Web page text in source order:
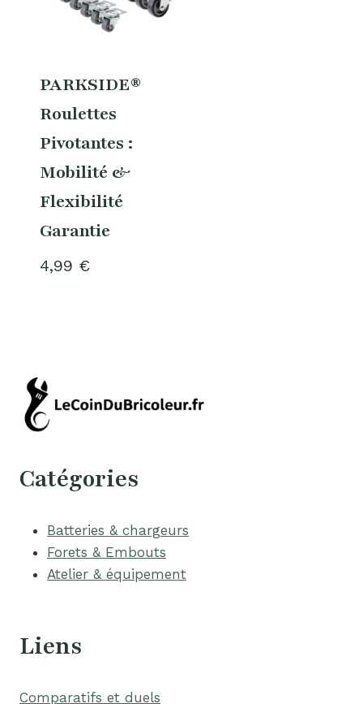
PARKSIDE®
Roulettes
Pivotantes :
Mobilité &
Flexibilité
Garantie
4,99 €
Catégories
Batteries & chargeurs
Forets & Embouts
Atelier & équipement
Liens
Comparatifs et duels